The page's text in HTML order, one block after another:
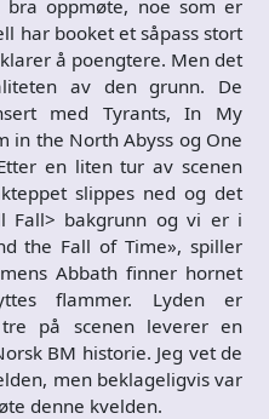
oppmøte, noe som er
har booket et såpass stort
å poengtere. Men det
av den grunn. De
med Tyrants, In My
in the North Abyss og One
en liten tur av scenen
slippes ned og det
Fall> bakgrunn og vi er i
the Fall of Time», spiller
Abbath finner hornet
flammer. Lyden er
på scenen leverer en
BM historie. Jeg vet de
men beklageligvis var
denne kvelden.